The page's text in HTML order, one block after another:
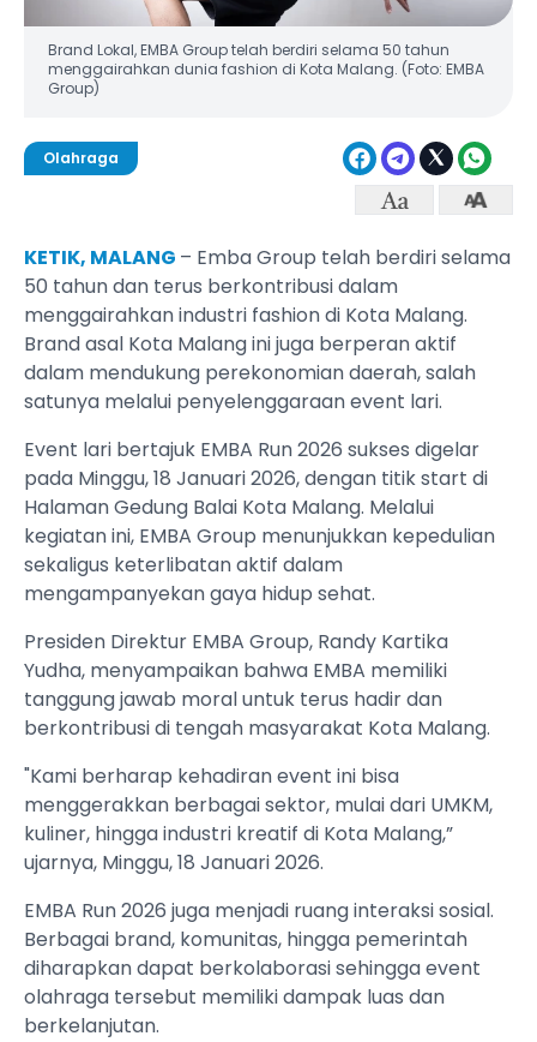
Brand Lokal, EMBA Group telah berdiri selama 50 tahun
menggairahkan dunia fashion di Kota Malang. (Foto: EMBA
Group)
Olahraga
KETIK, MALANG – Emba Group telah berdiri selama
50 tahun dan terus berkontribusi dalam
menggairahkan industri fashion di Kota Malang.
Brand asal Kota Malang ini juga berperan aktif
dalam mendukung perekonomian daerah, salah
satunya melalui penyelenggaraan event lari.
Event lari bertajuk EMBA Run 2026 sukses digelar
pada Minggu, 18 Januari 2026, dengan titik start di
Halaman Gedung Balai Kota Malang. Melalui
kegiatan ini, EMBA Group menunjukkan kepedulian
sekaligus keterlibatan aktif dalam
mengampanyekan gaya hidup sehat.
Presiden Direktur EMBA Group, Randy Kartika
Yudha, menyampaikan bahwa EMBA memiliki
tanggung jawab moral untuk terus hadir dan
berkontribusi di tengah masyarakat Kota Malang.
"Kami berharap kehadiran event ini bisa
menggerakkan berbagai sektor, mulai dari UMKM,
kuliner, hingga industri kreatif di Kota Malang,”
ujarnya, Minggu, 18 Januari 2026.
EMBA Run 2026 juga menjadi ruang interaksi sosial.
Berbagai brand, komunitas, hingga pemerintah
diharapkan dapat berkolaborasi sehingga event
olahraga tersebut memiliki dampak luas dan
berkelanjutan.